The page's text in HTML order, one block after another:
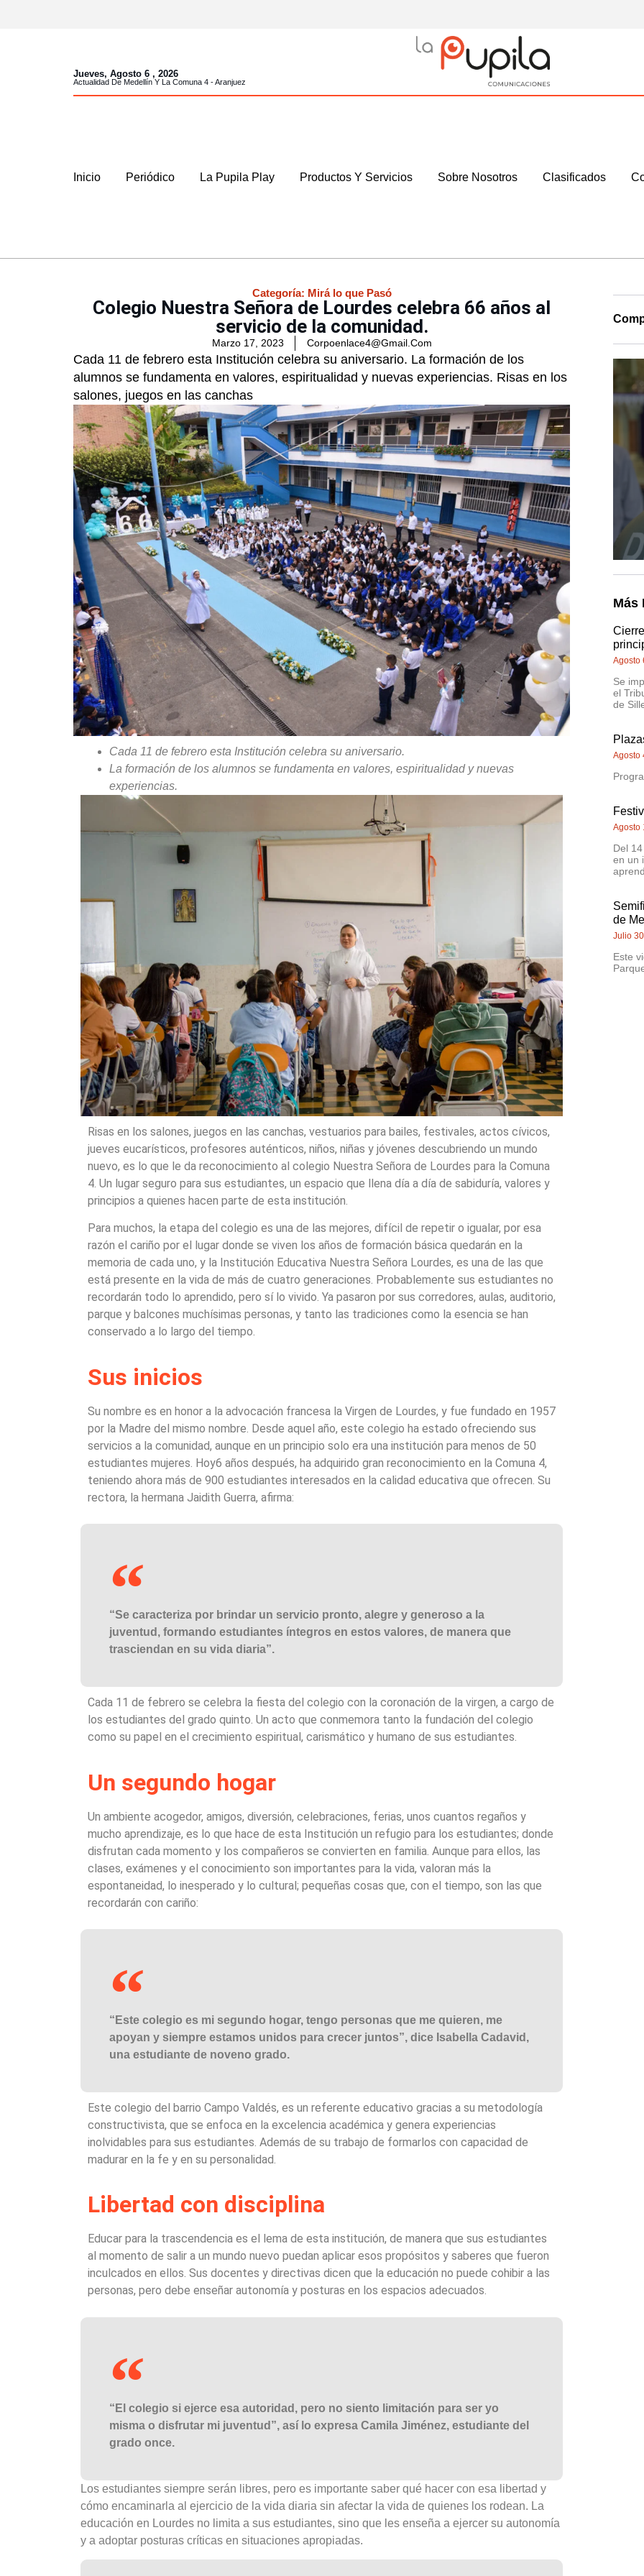
Jueves, Agosto 6 , 2026
Actualidad De Medellín Y La Comuna 4 - Aranjuez
Inicio Periódico La Pupila Play Productos Y Servicios Sobre Nosotros Clasificados
Categoría: Mirá lo que Pasó
Colegio Nuestra Señora de Lourdes celebra 66 años al
servicio de la comunidad.
Marzo 17, 2023 Corpoenlace4@gmail.com
Cada 11 de febrero esta Institución celebra su aniversario. La formación de los
alumnos se fundamenta en valores, espiritualidad y nuevas experiencias. Risas en los
salones, juegos en las canchas
Cada 11 de febrero esta Institución celebra su aniversario.
La formación de los alumnos se fundamenta en valores, espiritualidad y nuevas
experiencias.
Risas en los salones, juegos en las canchas, vestuarios para bailes, festivales, actos cívicos,
jueves eucarísticos, profesores auténticos, niños, niñas y jóvenes descubriendo un mundo
nuevo, es lo que le da reconocimiento al colegio Nuestra Señora de Lourdes para la Comuna
4. Un lugar seguro para sus estudiantes, un espacio que llena día a día de sabiduría, valores y
principios a quienes hacen parte de esta institución.
Para muchos, la etapa del colegio es una de las mejores, difícil de repetir o igualar, por esa
razón el cariño por el lugar donde se viven los años de formación básica quedarán en la
memoria de cada uno, y la Institución Educativa Nuestra Señora Lourdes, es una de las que
está presente en la vida de más de cuatro generaciones. Probablemente sus estudiantes no
recordarán todo lo aprendido, pero sí lo vivido. Ya pasaron por sus corredores, aulas, auditorio,
parque y balcones muchísimas personas, y tanto las tradiciones como la esencia se han
conservado a lo largo del tiempo.
Sus inicios
Su nombre es en honor a la advocación francesa la Virgen de Lourdes, y fue fundado en 1957
por la Madre del mismo nombre. Desde aquel año, este colegio ha estado ofreciendo sus
servicios a la comunidad, aunque en un principio solo era una institución para menos de 50
estudiantes mujeres. Hoy6 años después, ha adquirido gran reconocimiento en la Comuna 4,
teniendo ahora más de 900 estudiantes interesados en la calidad educativa que ofrecen. Su
rectora, la hermana Jaidith Guerra, afirma:
“Se caracteriza por brindar un servicio pronto, alegre y generoso a la
juventud, formando estudiantes íntegros en estos valores, de manera que
trasciendan en su vida diaria”.
Cada 11 de febrero se celebra la fiesta del colegio con la coronación de la virgen, a cargo de
los estudiantes del grado quinto. Un acto que conmemora tanto la fundación del colegio
como su papel en el crecimiento espiritual, carismático y humano de sus estudiantes.
Un segundo hogar
Un ambiente acogedor, amigos, diversión, celebraciones, ferias, unos cuantos regaños y
mucho aprendizaje, es lo que hace de esta Institución un refugio para los estudiantes; donde
disfrutan cada momento y los compañeros se convierten en familia. Aunque para ellos, las
clases, exámenes y el conocimiento son importantes para la vida, valoran más la
espontaneidad, lo inesperado y lo cultural; pequeñas cosas que, con el tiempo, son las que
recordarán con cariño:
“Este colegio es mi segundo hogar, tengo personas que me quieren, me
apoyan y siempre estamos unidos para crecer juntos”, dice Isabella Cadavid,
una estudiante de noveno grado.
Este colegio del barrio Campo Valdés, es un referente educativo gracias a su metodología
constructivista, que se enfoca en la excelencia académica y genera experiencias
inolvidables para sus estudiantes. Además de su trabajo de formarlos con capacidad de
madurar en la fe y en su personalidad.
Libertad con disciplina
Educar para la trascendencia es el lema de esta institución, de manera que sus estudiantes
al momento de salir a un mundo nuevo puedan aplicar esos propósitos y saberes que fueron
inculcados en ellos. Sus docentes y directivas dicen que la educación no puede cohibir a las
personas, pero debe enseñar autonomía y posturas en los espacios adecuados.
“El colegio si ejerce esa autoridad, pero no siento limitación para ser yo
misma o disfrutar mi juventud”, así lo expresa Camila Jiménez, estudiante del
grado once.
Los estudiantes siempre serán libres, pero es importante saber qué hacer con esa libertad y
cómo encaminarla al ejercicio de la vida diaria sin afectar la vida de quienes los rodean. La
educación en Lourdes no limita a sus estudiantes, sino que les enseña a ejercer su autonomía
y a adoptar posturas críticas en situaciones apropiadas.
Más
Agosto
Se
el
de
Agosto
Agosto
Del
en un
de
Julio
Este